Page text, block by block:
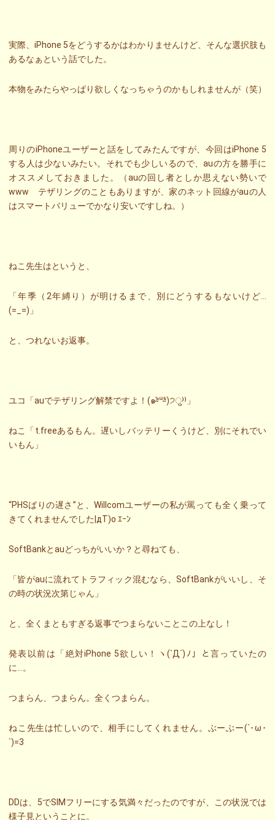
実際、iPhone 5をどうするかはわかりませんけど、そんな選択肢も
あるなぁという話でした。
本物をみたらやっぱり欲しくなっちゃうのかもしれませんが（笑）
周りのiPhoneユーザーと話をしてみたんですが、今回はiPhone 5
する人は少ないみたい。それでも少しいるので、auの方を勝手に
オススメしておきました。（auの回し者としか思えない勢いで
www テザリングのこともありますが、家のネット回線がauの人
はスマートバリューでかなり安いですしね。）
ねこ先生はというと、
「年季（2年縛り）が明けるまで、別にどうするもないけど…
(=_=)」
と、つれないお返事。
ユコ「auでテザリング解禁ですよ！(๑⁼̴̀ᐜ⁼̴́)੭ु⁾⁾」
ねこ「t.freeあるもん。遅いしバッテリーくうけど、別にそれでい
いもん」
“PHSばりの遅さ”と、Willcomユーザーの私が罵っても全く乗って
きてくれませんでした|дT)o ｴｰﾝ
SoftBankとauどっちがいいか？と尋ねても、
「皆がauに流れてトラフィック混むなら、SoftBankがいいし、そ
の時の状況次第じゃん」
と、全くまともすぎる返事でつまらないことこの上なし！
発表以前は「絶対iPhone 5欲しい！ヽ(`Д´)ﾉ」と言っていたの
に…。
つまらん、つまらん。全くつまらん。
ねこ先生は忙しいので、相手にしてくれません。ぶーぶー(´･ω･
`)=3
DDは、5でSIMフリーにする気満々だったのですが、この状況では
様子見ということに。